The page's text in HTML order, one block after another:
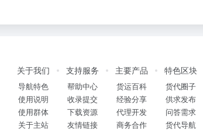
关于我们
导航特色
使用说明
使用群体
关于主站
支持服务
帮助中心
收录提交
下载资源
友情链接
主要产品
货运百科
经验分享
代理开发
商务合作
特色区块
货代圈子
供求发布
问答需求
货代导航